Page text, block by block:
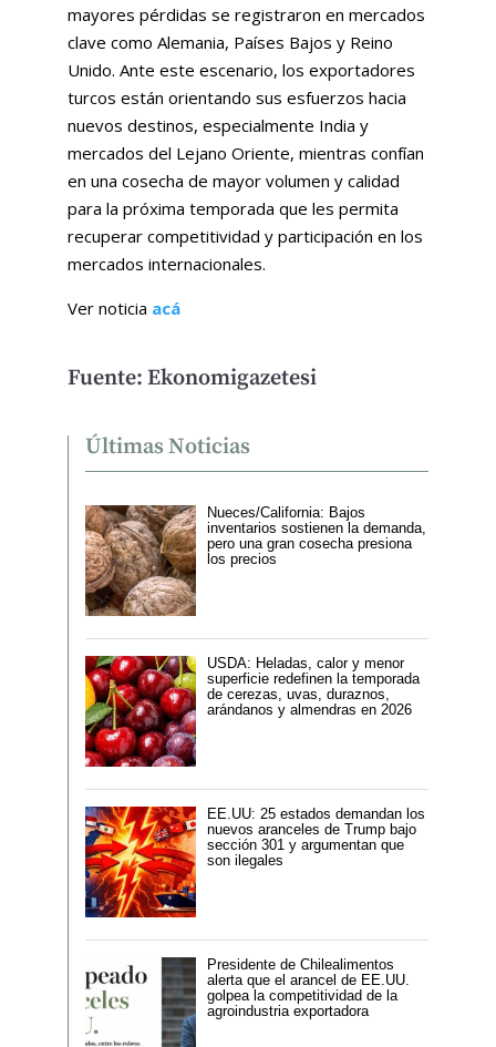
mayores pérdidas se registraron en mercados
clave como Alemania, Países Bajos y Reino
Unido. Ante este escenario, los exportadores
turcos están orientando sus esfuerzos hacia
nuevos destinos, especialmente India y
mercados del Lejano Oriente, mientras confían
en una cosecha de mayor volumen y calidad
para la próxima temporada que les permita
recuperar competitividad y participación en los
mercados internacionales.
Ver noticia acá
Fuente: Ekonomigazetesi
Últimas Noticias
Nueces/California: Bajos
inventarios sostienen la demanda,
pero una gran cosecha presiona
los precios
USDA: Heladas, calor y menor
superficie redefinen la temporada
de cerezas, uvas, duraznos,
arándanos y almendras en 2026
EE.UU: 25 estados demandan los
nuevos aranceles de Trump bajo
sección 301 y argumentan que
son ilegales
Presidente de Chilealimentos
alerta que el arancel de EE.UU.
golpea la competitividad de la
agroindustria exportadora